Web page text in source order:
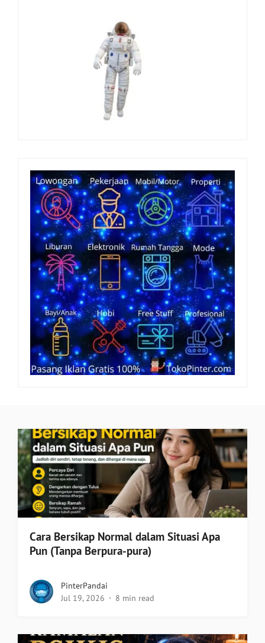
Cara Bersikap Normal dalam Situasi Apa
Pun (Tanpa Berpura-pura)
PinterPandai
Jul 19, 2026
8 min read